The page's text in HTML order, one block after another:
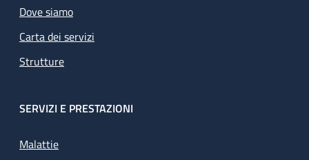
Dove siamo
Carta dei servizi
Strutture
SERVIZI E PRESTAZIONI
Malattie